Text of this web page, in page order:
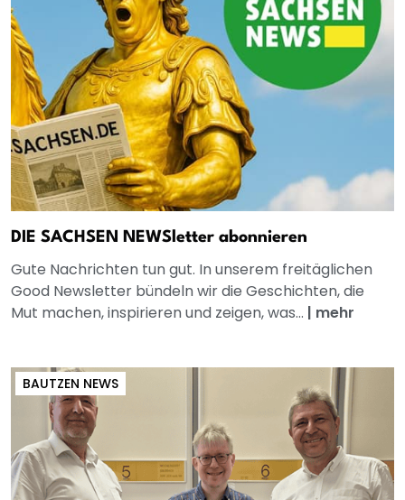
DIE SACHSEN NEWSletter abonnieren
Gute Nachrichten tun gut. In unserem freitäglichen
Good Newsletter bündeln wir die Geschichten, die
Mut machen, inspirieren und zeigen, was... | mehr
BAUTZEN NEWS